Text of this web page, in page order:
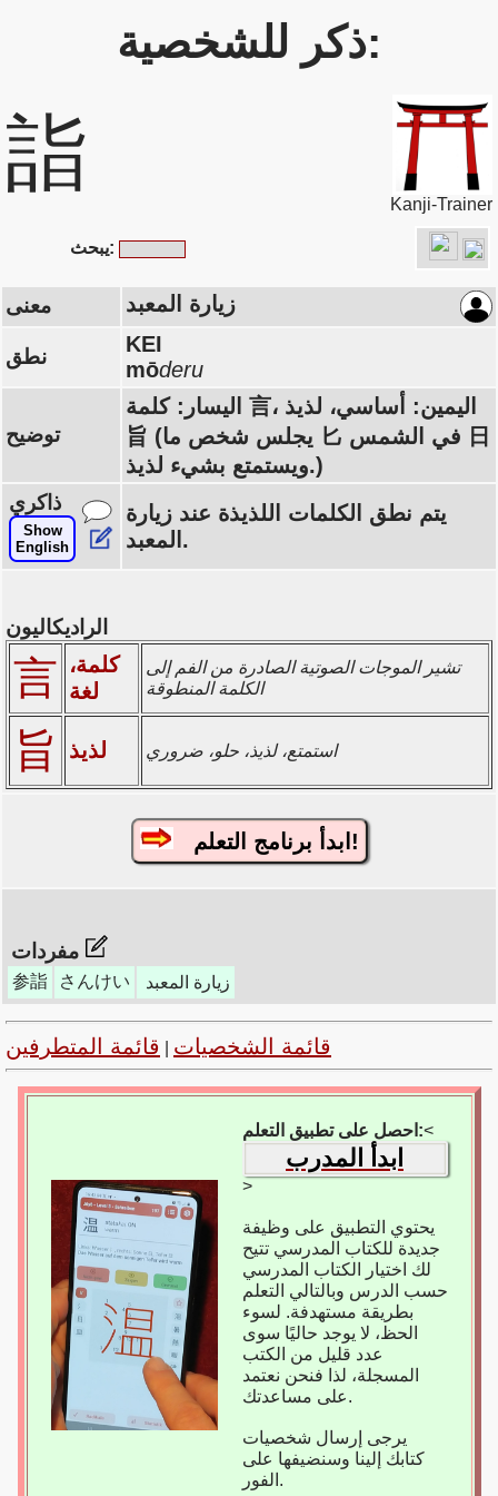
ذكر للشخصية:
詣
Kanji-Trainer
يبحث:
معنى زيارة المعبد
نطق
KEI
mōderu
توضيح
اليسار: كلمة 言، اليمين: أساسي، لذيذ
旨 (يجلس شخص ما 匕 في الشمس 日
ويستمتع بشيء لذيذ.)
ذاكري
Show
English
يتم نطق الكلمات اللذيذة عند زيارة
المعبد.
الراديكاليون
言 كلمة،
لغة
تشير الموجات الصوتية الصادرة من الفم إلى
الكلمة المنطوقة
旨 لذيذ استمتع، لذيذ، حلو، ضروري
ابدأ برنامج التعلم!
参詣 さんけい زيارة المعبد
قائمة الشخصيات قائمة المتطرفين
احصل على تطبيق التعلم:<
ابدأ المدرب
>
يحتوي التطبيق على وظيفة
جديدة للكتاب المدرسي تتيح
لك اختيار الكتاب المدرسي
حسب الدرس وبالتالي التعلم
بطريقة مستهدفة. لسوء
الحظ، لا يوجد حاليًا سوى
عدد قليل من الكتب
المسجلة، لذا فنحن نعتمد
على مساعدتك.
يرجى إرسال شخصيات
كتابك إلينا وسنضيفها على
الفور.